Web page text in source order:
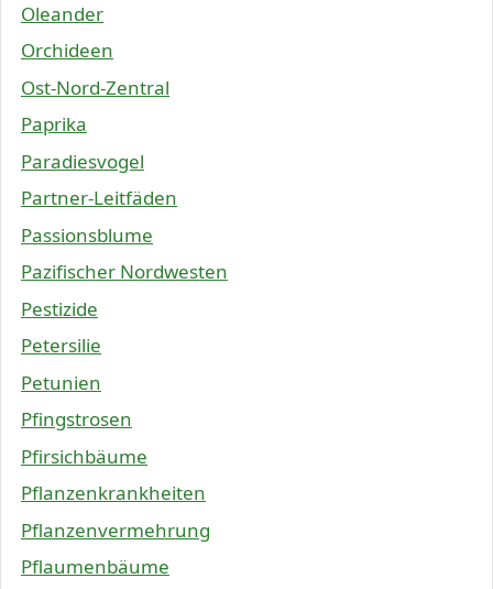
Oleander
Orchideen
Ost-Nord-Zentral
Paprika
Paradiesvogel
Partner-Leitfäden
Passionsblume
Pazifischer Nordwesten
Pestizide
Petersilie
Petunien
Pfingstrosen
Pfirsichbäume
Pflanzenkrankheiten
Pflanzenvermehrung
Pflaumenbäume